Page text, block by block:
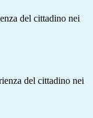
del cittadino nei
del cittadino nei